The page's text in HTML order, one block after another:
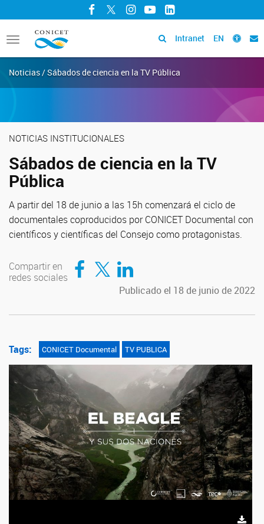
Facebook
TwitterInstagram
YouTubeLinkedIn
Toggle
navigation
Intranet EN
Noticias / Sábados de ciencia en la TV Pública
NOTICIAS INSTITUCIONALES
Sábados de ciencia en la TV
Pública
A partir del 18 de junio a las 15h comenzará el ciclo de
documentales coproducidos por CONICET Documental con
científicos y científicas del Consejo como protagonistas.
Compartir en
redes sociales
Compartir en Facebook
Compartir en TwitterCompartir en LinkedIn
Publicado el 18 de junio de 2022
Tags: CONICET Documental TV PUBLICA